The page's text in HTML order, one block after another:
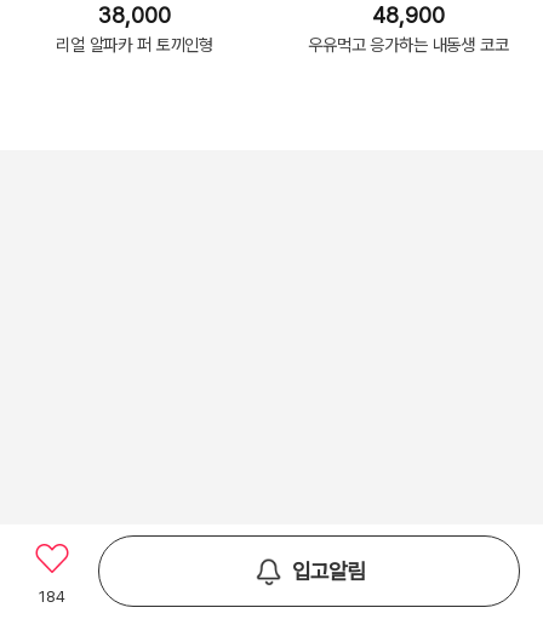
38,000
리얼 알파카 퍼 토끼인형
48,900
우유먹고 응가하는 내동생 코코
184
입고알림